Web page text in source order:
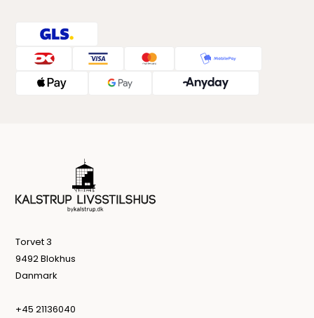
Torvet 3
9492 Blokhus
Danmark
+45 21136040